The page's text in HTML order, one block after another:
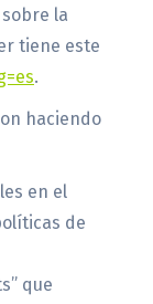
la
tiene este
.
haciendo
en el
de
que